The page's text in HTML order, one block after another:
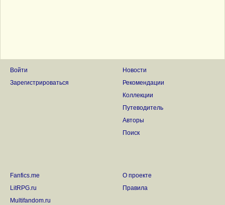
Войти
Зарегистрироваться
Новости
Рекомендации
Коллекции
Путеводитель
Авторы
Поиск
Fanfics.me
LitRPG.ru
Multifandom.ru
О проекте
Правила